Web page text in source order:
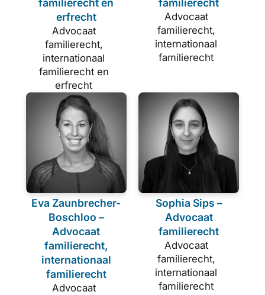
familierecht en
erfrecht
Advocaat
familierecht,
internationaal
familierecht en
erfrecht
familierecht
Advocaat
familierecht,
internationaal
familierecht
Eva Zaunbrecher-
Boschloo –
Advocaat
familierecht,
internationaal
familierecht
Advocaat
Sophia Sips –
Advocaat
familierecht
Advocaat
familierecht,
internationaal
familierecht